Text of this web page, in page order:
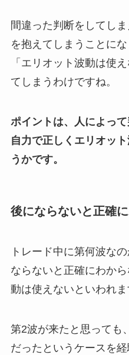
間違った判断をしてし
を抱えてしまうことに
「エリオット波動は使
てしまうわけですね。
ポイントは、人によって
自力で正しくエリオッ
うかです。
後にならないと正確
トレード中に第何波な
ならないと正確にわか
動は使えないといわれま
第2波が来たと思っても
だったというケースを